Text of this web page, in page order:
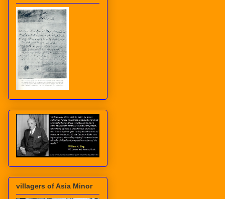
villagers of Asia Minor